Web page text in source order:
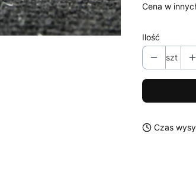
Cena w
Ilość
szt
Czas